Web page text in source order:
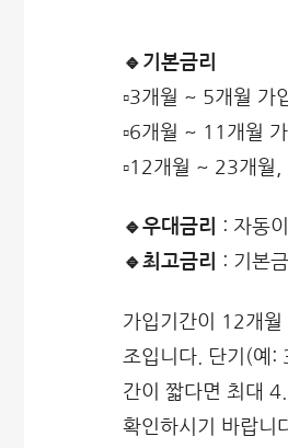
🔹기본금리
▫️3개월 ~ 5개월 가
▫️6개월 ~ 11개월
▫️12개월 ~ 23개월
🔹우대금리
: 자동
🔹최고금리
: 기본
가입기간이 12개
조입니다. 단기(예:
간이 짧다면 최대
확인하시기 바랍니